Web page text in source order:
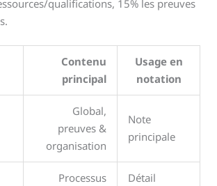
qualifications, 15% les preuves
Contenu
principal
Usage en
notation
Global,
preuves &
organisation
Note
principale
Processus
Détail